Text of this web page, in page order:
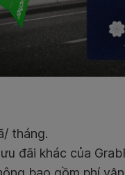
tháng.
đãi khác của